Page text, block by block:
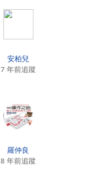
安柏兒
7 年前追蹤
羅仲良
8 年前追蹤